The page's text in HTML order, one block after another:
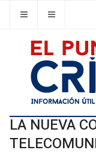
LA NUEVA